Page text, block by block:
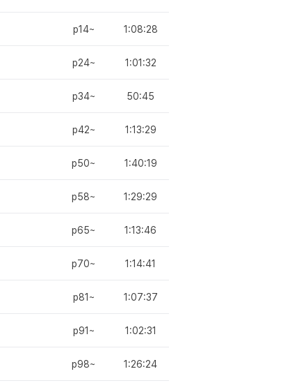
p14~ 1:08:28
p24~ 1:01:32
p34~ 50:45
p42~ 1:13:29
p50~ 1:40:19
p58~ 1:29:29
p65~ 1:13:46
p70~ 1:14:41
p81~ 1:07:37
p91~ 1:02:31
p98~ 1:26:24